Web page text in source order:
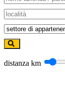
distanza km